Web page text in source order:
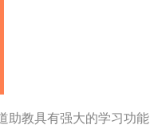
助教具有强大的学习功能